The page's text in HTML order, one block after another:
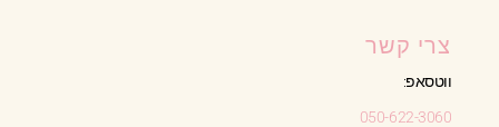
צרי קשר
ווטסאפ:
050-622-3060